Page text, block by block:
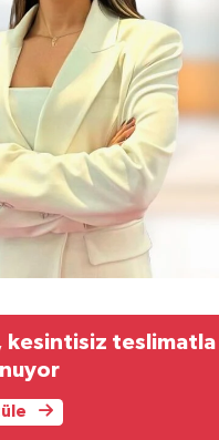
kesintisiz